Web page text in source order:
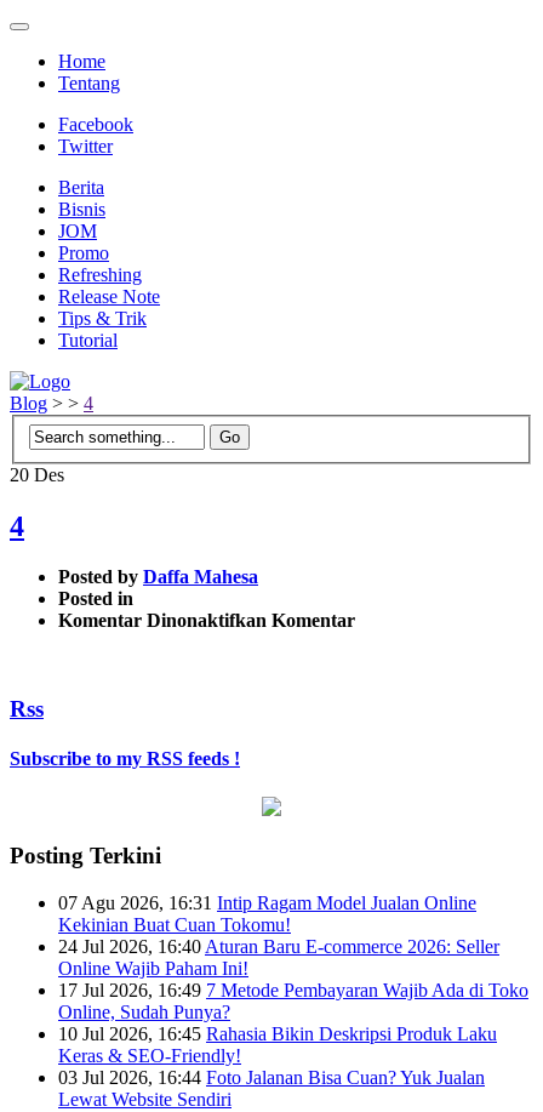
Home
Tentang
Facebook
Twitter
Berita
Bisnis
JOM
Promo
Refreshing
Release Note
Tips & Trik
Tutorial
Blog > > 4
20 Des
4
Posted by Daffa Mahesa
Posted in
Komentar Dinonaktifkan pada
Komentar
Rss
Subscribe to my RSS feeds !
Posting Terkini
07 Agu 2026, 16:31 Intip Ragam Model Jualan Online
Kekinian Buat Cuan Tokomu!
24 Jul 2026, 16:40 Aturan Baru E-commerce 2026: Seller
Online Wajib Paham Ini!
17 Jul 2026, 16:49 7 Metode Pembayaran Wajib Ada di Toko
Online, Sudah Punya?
10 Jul 2026, 16:45 Rahasia Bikin Deskripsi Produk Laku
Keras & SEO-Friendly!
03 Jul 2026, 16:44 Foto Jalanan Bisa Cuan? Yuk Jualan
Lewat Website Sendiri